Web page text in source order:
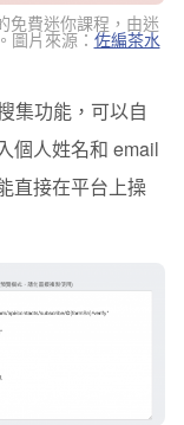
免費迷你課程，由迷
圖片來源： 佐編茶水
集功能，可以自
個人姓名和 email
直接在平台上操